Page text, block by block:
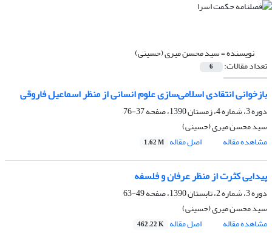
نویسنده =سید محسن میری (حسینی)
تعداد مقالات: 6
بازخوانی انتقادی اسلامی‌سازی علوم انسانی از منظر اسماعیل فاروقی
دوره 3، شماره 4، زمستان 1390، صفحه
37-76
سید محسن میری (حسینی)
مشاهده مقاله
اصل مقاله 1.62 M
پیدایی کثرت از منظر عرفان و فلسفه
دوره 3، شماره 2، تابستان 1390، صفحه
49-63
سید محسن میری (حسینی)
مشاهده مقاله
اصل مقاله 462.22 K